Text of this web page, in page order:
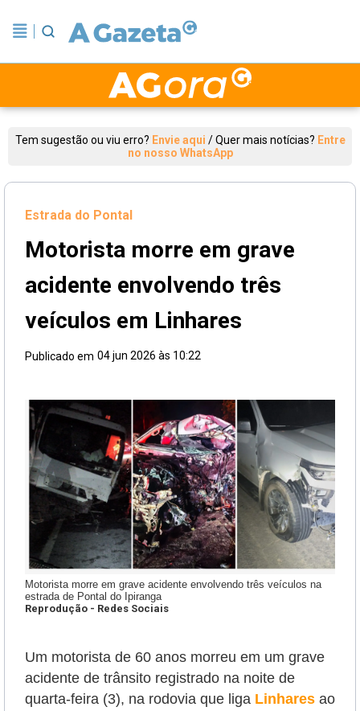
Tem sugestão ou viu erro? Envie aqui /Quer mais notícias? Entre
no nosso WhatsApp
Estrada do Pontal
Motorista morre em grave
acidente envolvendo três
veículos em Linhares
Publicado em 04 jun 2026 às 10:22
Motorista morre em grave acidente envolvendo três veículos na
estrada de Pontal do Ipiranga
Reprodução - Redes Sociais
Um motorista de 60 anos morreu em um grave
acidente de trânsito registrado na noite de
quarta-feira (3), na rodovia que liga Linhares ao